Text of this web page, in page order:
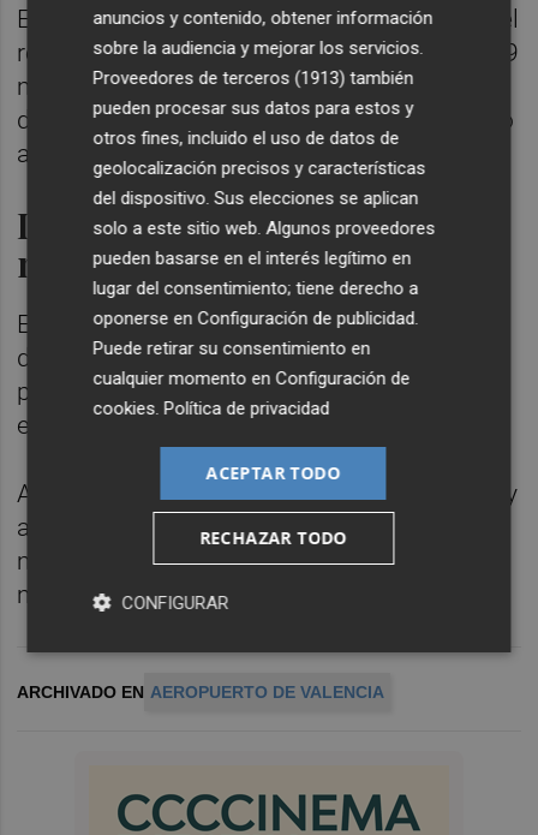
En cuanto a los vuelos registrados en abril, el
recinto aeroportuario operó un total de 8.749
movimientos, lo que supone un incremento
del 8,3 % respecto al mismo mes del pasado
año.
Datos de los cuatro primeros
meses del año
El Aeropuerto de Valencia registró un total
de 3.701.152 pasajeros durante los cuatro
primeros meses del año, un 6,6 % más que
en el mismo periodo del año anterior.
Asimismo, los vuelos operados entre enero y
abril sumaron un total de 29.017
movimientos, un 3 % más en relación al
mismo periodo de 2025.
ARCHIVADO EN AEROPUERTO DE VALENCIA
anuncios y contenido, obtener información
sobre la audiencia y mejorar los servicios.
Proveedores de terceros (1913) también
pueden procesar sus datos para estos y
otros fines, incluido el uso de datos de
geolocalización precisos y características
del dispositivo. Sus elecciones se aplican
solo a este sitio web. Algunos proveedores
pueden basarse en el interés legítimo en
lugar del consentimiento; tiene derecho a
oponerse enConfiguración de publicidad.
Puede retirar su consentimiento en
cualquier momento enConfiguración de
cookies.Política de privacidad
ACEPTAR TODO
RECHAZAR TODO
CONFIGURAR